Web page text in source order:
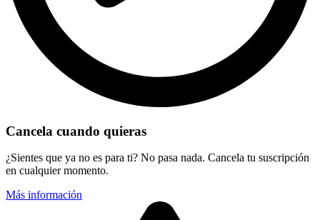
Cancela cuando quieras
¿Sientes que ya no es para ti? No pasa nada. Cancela tu suscripción
en cualquier momento.
Más información